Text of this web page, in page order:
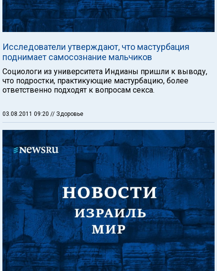
Исследователи утверждают, что мастурбация
поднимает самосознание мальчиков
Социологи из университета Индианы пришли к выводу,
что подростки, практикующие мастурбацию, более
ответственно подходят к вопросам секса.
03.08.2011 09:20 // Здоровье